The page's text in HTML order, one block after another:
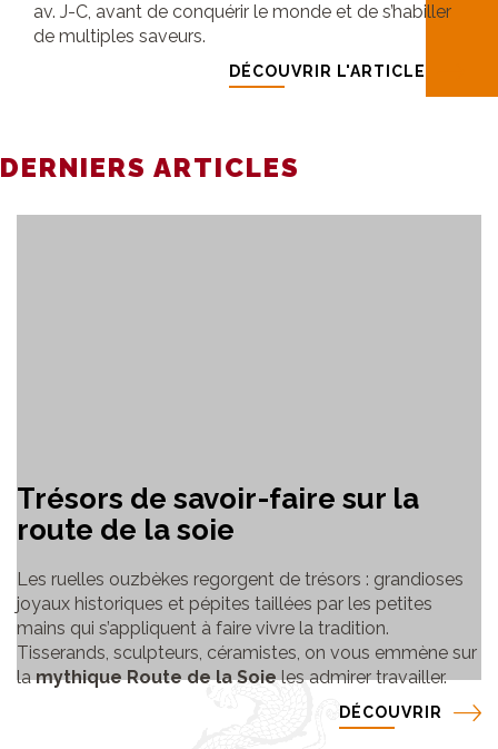
av. J-C, avant de conquérir le monde et de s’habiller
de multiples saveurs.
DÉCOUVRIR L'ARTICLE
DERNIERS ARTICLES
Trésors de savoir-faire sur la
route de la soie
Les ruelles ouzbèkes regorgent de trésors : grandioses
joyaux historiques et pépites taillées par les petites
mains qui s’appliquent à faire vivre la tradition.
Tisserands, sculpteurs, céramistes, on vous emmène sur
lamythique Route de la Soieles admirer travailler.
DÉCOUVRIR